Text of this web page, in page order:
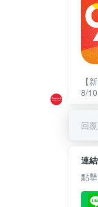
【
8/10
回
連
點